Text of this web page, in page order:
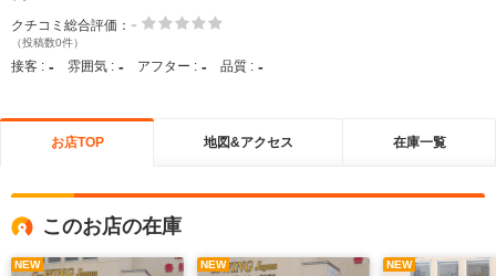
クチコミ総合評価： -
（投稿数0件）
接客 : - 雰囲気 : - アフター : - 品質 : -
お店TOP 地図&アクセス 在庫一覧
このお店の在庫
NEW NEW NEW